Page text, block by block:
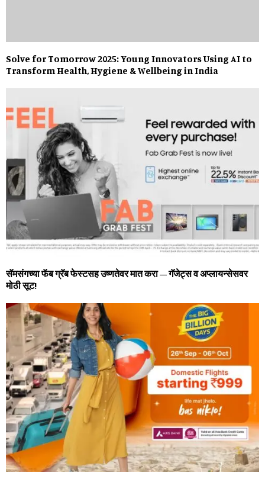
Solve for Tomorrow 2025: Young Innovators Using AI to
Transform Health, Hygiene & Wellbeing in India
सॅमसंगच्‍या फॅब ग्रॅब फेस्‍टसह उष्‍णतेवर मात करा – गॅजेट्स व अप्‍लायन्‍सेसवर
मोठी सूट!